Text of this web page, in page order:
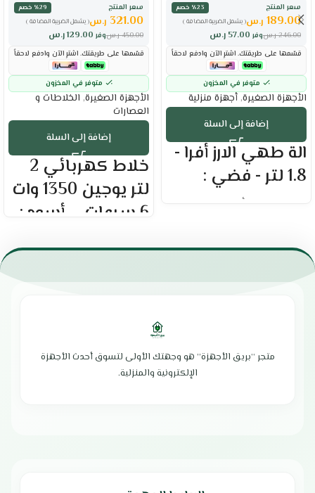
سعر المنتج
٪23 خصم
( يشمل الضريبة المضافة )
189.00 ر.س
وفر 57.00 ر.س 246.00 ر.س
قسّمها على طريقتك. اشترِ الآن وادفع لاحقاً
متوفر في المخزون
الأجهزة الصغيرة, أجهزة منزلية
إضافة إلى السلة
الة طهي الارز أفرا -
1.8 لتر - فضي :
العلامة التجارية : أفرا
متنوعة
حماية من درجات الحرارة العالية
وعاء داخلي سهل التنظيف يمنع الأرز
سعر المنتج
٪29 خصم
( يشمل الضريبة المضافة )
321.00 ر.س
وفر 129.00ر.س 450.00 ر.س
قسّمها على طريقتك. اشترِ الآن وادفع لاحقاً
متوفر في المخزون
الأجهزة الصغيرة, الخلاطات و
العصارات
إضافة إلى السلة
خلاط كهربائي 2
لتر يوجين 1350 وات
6 سرعات – أسود :
الخلاط بقدرة 1350 وات
مصنوع من مواد ذات جودة عالية
موتور قوي لأداء متميز
تصميم أنيق وبسيط
متجر “بريق الأجهزة” هو وجهتك الأولى لتسوق أحدث الأجهزة
الإلكترونية والمنزلية.